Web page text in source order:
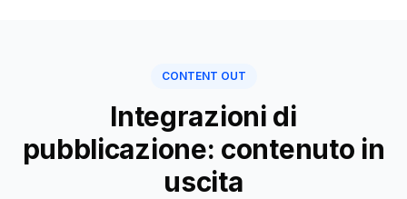
CONTENT OUT
Integrazioni di
pubblicazione: contenuto in
uscita